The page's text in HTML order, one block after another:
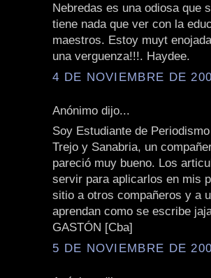
Nebredas es una odiosa que
tiene nada que ver con la
maestros. Estoy muyt
una verguenza!!!. Haydee.
4 DE NOVIEMBRE DE
Anónimo dijo...
Soy Estudiante de
Trejo y Sanabria, un
pareció muy bueno. Los
servir para aplicarlos en mis
sitio a otros compañeros y a
aprendan como se escribe
GASTÓN [Cba]
5 DE NOVIEMBRE DE